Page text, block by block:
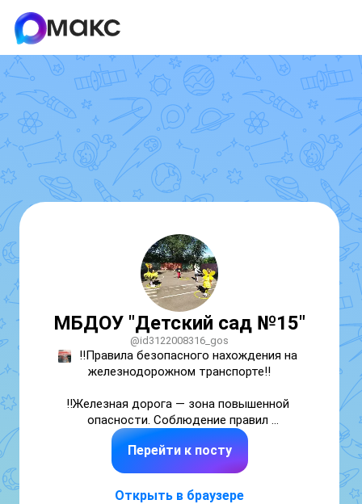
МБДОУ "Детский сад №15"
@id3122008316_gos
‼️Правила безопасного нахождения на
железнодорожном транспорте‼️
‼️Железная дорога — зона повышенной
опасности. Соблюдение правил
безопасности — обязанность каждого
пассажира‼️
Перейти к посту
Открыть в браузере